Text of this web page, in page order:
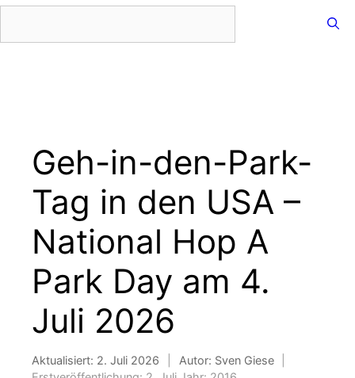
Zum
Geh-in-den-Park-
Tag in den USA –
National Hop A
Park Day am 4.
Juli 2026
Aktualisiert: 2. Juli 2026 Autor: Sven Giese